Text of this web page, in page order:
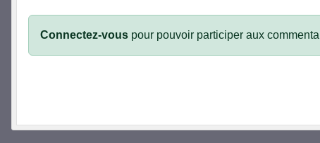
Connectez-vous pour pouvoir participer aux